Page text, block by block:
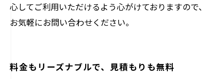
心してご利用いただけるよう心がけておりますので、
お気軽にお問い合わせください。
料金もリーズナブルで、見積もりも無料